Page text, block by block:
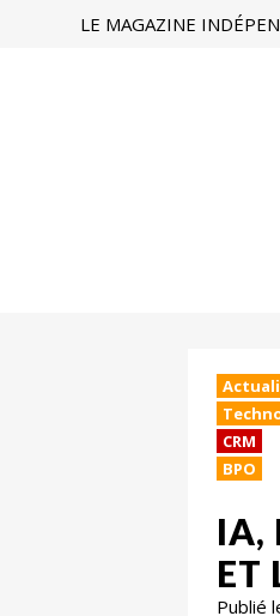
LE MAGAZINE
CRM
BPO
IA,
ET
Publié